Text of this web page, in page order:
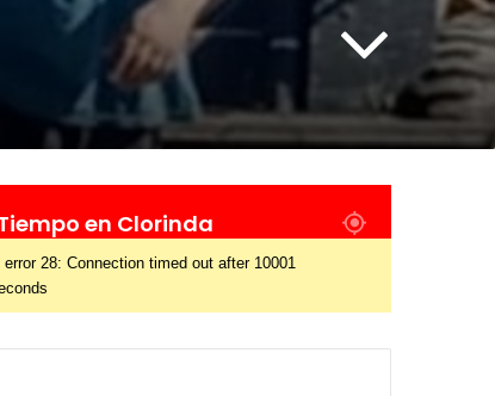
en Clorinda
error 28: Connection timed out after 10001